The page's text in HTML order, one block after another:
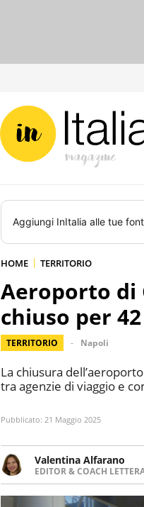
Aggiungi InItalia alle tue
HOME TERRITORIO
Aeroporto di
chiuso per
TERRITORIO Napoli
La chiusura
tra agenzie di viaggio e
Pubblicato: 21 Maggio 2025
Valentina Alfarano
EDITOR & COACH
Lavorare con le storie
lavoro come editor di